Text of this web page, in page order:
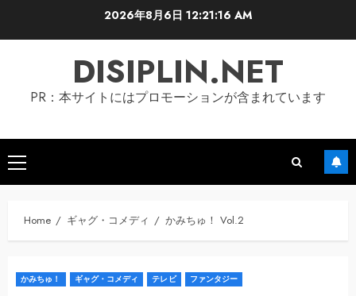
2026年8月6日 12:21:16 AM
DISIPLIN.NET
PR：本サイトにはプロモーションが含まれています
Primary
Menu
Home ギャグ・コメディ かみちゅ！ Vol.2
かみちゅ！ ギャグ・コメディ テレビ ファンタジー